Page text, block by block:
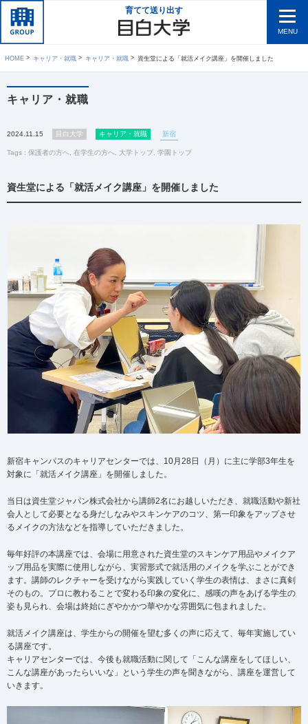
育てて送り出す
MENU
HOME キャリア・就職 キャリア・就職 資生堂による「就活メイク講座」を開催しました
キャリア・就職
2024.11.15 目白大学 キャリア・就職 新宿
Tags : 保護者の方へ 在学生の方へ 大学トップ 学園トップ
資生堂による「就活メイク講座」を開催しました
新宿キャンパスのキャリアセンターでは、10月28日（月）に主に学部3年生を
対象に「就活メイク講座」を開催しました。
当日は資生堂ジャパン株式会社から講師2名にお越しいただき、就職活動や新社
会人として必要となる身だしなみやスキンケアのコツ、第一印象をアップさせ
るメイクの方法などを指導していただきました。
毎年好評の本講座では、会場に用意された資生堂のスキンケア用品やメイクア
ップ用品を実際に使用しながら、実習形式で就活用のメイクを学ぶことができ
ます。講師のレクチャーを受けながら実践していく学生の表情は、まさに真剣
そのもの。プロに教わることで変わる印象の変化に、感嘆の声をあげる学生の
姿も見られ、会場は終始にぎやかかつ華やかな雰囲気に包まれました。
就活メイク講座は、学生からの開催を望む多くの声に応えて、毎年実施してい
る講座です。
キャリアセンターでは、今後も就職活動に関して「こんな講座をしてほしい、
こんな講座があったらいいな」という学生の声を聞きながら、講座を運営して
いきます。